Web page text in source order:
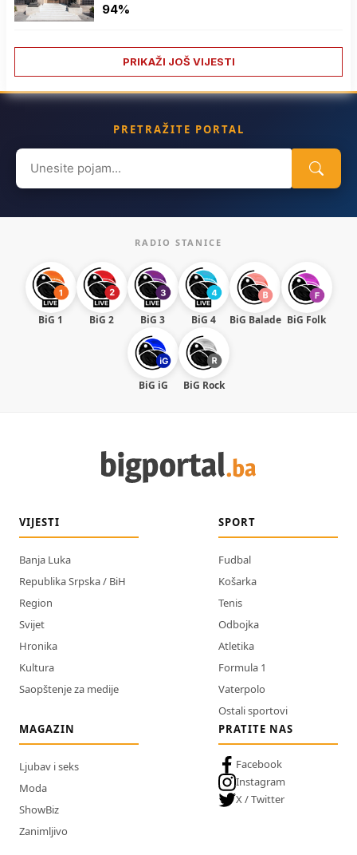
94%
PRIKAŽI JOŠ VIJESTI
PRETRAŽITE PORTAL
Search
for:
RADIO STANICE
BiG 1 BiG 2 BiG 3 BiG 4 BiG Balade BiG Folk
BiG iG BiG Rock
VIJESTI
Banja Luka
Republika Srpska / BiH
Region
Svijet
Hronika
Kultura
Saopštenje za medije
SPORT
Fudbal
Košarka
Tenis
Odbojka
Atletika
Formula 1
Vaterpolo
Ostali sportovi
MAGAZIN
Ljubav i seks
Moda
ShowBiz
Zanimljivo
PRATITE NAS
Facebook
Instagram
X / Twitter